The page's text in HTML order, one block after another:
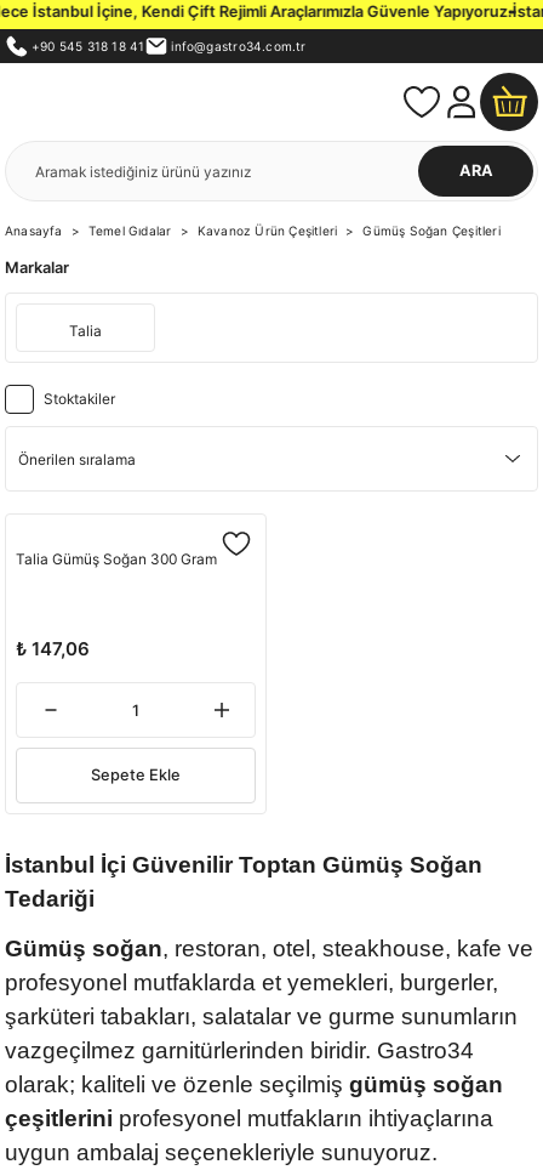
İstanbul İçine, Kendi Çift Rejimli Araçlarımızla Güvenle Yapıyoruz.
+90 545 318 18 41 info@gastro34.com.tr
ARA
Anasayfa Temel Gıdalar Kavanoz Ürün Çeşitleri Gümüş Soğan Çeşitleri
Markalar
Talia
Stoktakiler
Talia Gümüş Soğan 300 Gram
₺ 147,06
Sepete Ekle
İstanbul İçi Güvenilir Toptan Gümüş Soğan
Tedariği
Gümüş soğan, restoran, otel, steakhouse, kafe ve
profesyonel mutfaklarda et yemekleri, burgerler,
şarküteri tabakları, salatalar ve gurme sunumların
vazgeçilmez garnitürlerinden biridir. Gastro34
olarak; kaliteli ve özenle seçilmiş gümüş soğan
çeşitlerini profesyonel mutfakların ihtiyaçlarına
uygun ambalaj seçenekleriyle sunuyoruz.